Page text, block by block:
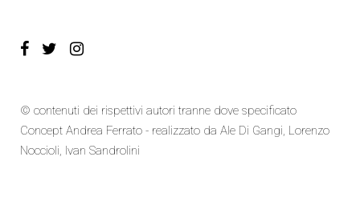
© contenuti dei rispettivi autori tranne dove specificato
Concept Andrea Ferrato - realizzato da Ale Di Gangi, Lorenzo
Noccioli, Ivan Sandrolini